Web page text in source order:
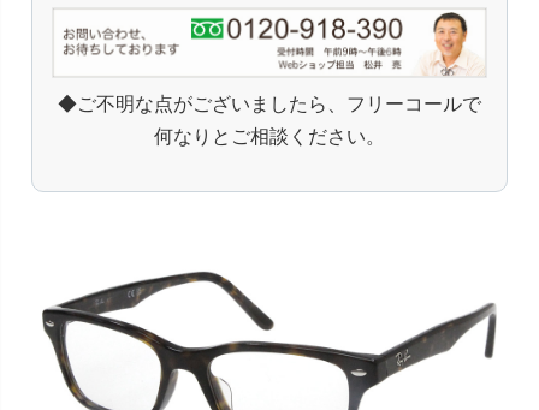
◆ご不明な点がございましたら、フリーコールで
何なりとご相談ください。